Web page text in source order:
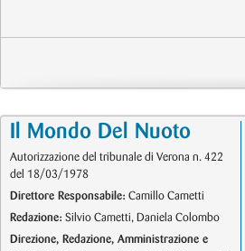
Il Mondo Del Nuoto
Autorizzazione del tribunale di Verona n. 422
del 18/03/1978
Direttore Responsabile: Camillo Cametti
Redazione: Silvio Cametti, Daniela Colombo
Direzione, Redazione, Amministrazione e